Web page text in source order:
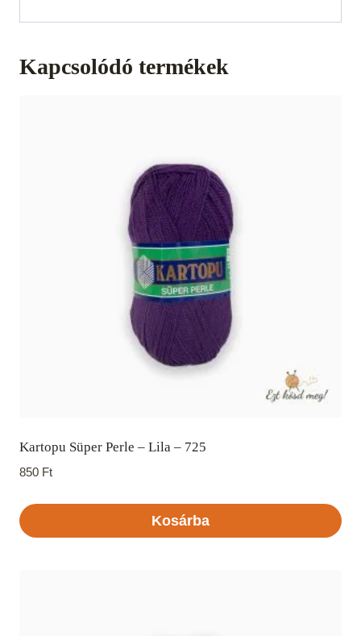
Kapcsolódó termékek
Kartopu Süper Perle – Lila – 725
850 Ft
Kosárba